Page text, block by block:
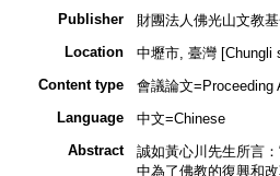
Publisher
財團法人佛光山文教
Location
中壢市, 臺灣 [Chungli
Content type
會議論文=Proceeding
Language
中文=Chinese
Abstract
誠如黃心川先生所言
中為了佛教的復興和